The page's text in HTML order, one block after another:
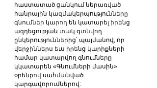
հաստատած ցանկում ներառված
հանրային կազմակերպությունները
գնումներ կարող են կատարել իրենց
ազդեցության տակ գտնվող
ընկերություններից՝ պայմանով, որ
վերջիններս եւս իրենց կարիքների
համար կատարվող գնումները
կկատարեն «Գնումների մասին»
օրենքով սահմանված
կարգավորումներով: